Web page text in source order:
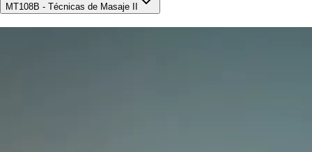
MT108B - Técnicas de Masaje II